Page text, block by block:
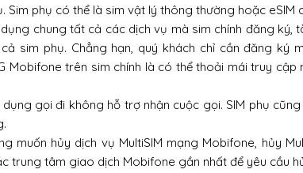
Sim phụ có thể là sim vật lý thông thường hoặc eSIM
chung tất cả các dịch vụ mà sim chính đăng ký,
sim phụ. Chẳng hạn, quý khách chỉ cần đăng ký
Mobifone trên sim chính là có thể thoải mái truy
dụng gọi đi không hỗ trợ nhận cuộc gọi. SIM phụ
muốn hủy dịch vụ MultiSIM mạng Mobifone, hủy
trung tâm giao dịch Mobifone gần nhất để yêu cầu